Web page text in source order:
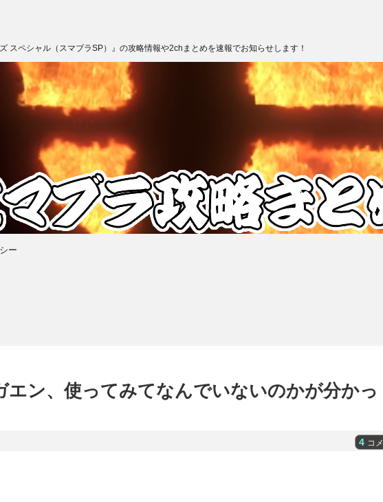
スペシャル（スマブラSP）』の攻略情報や2chまとめを速報でお知らせします！
ー
エン、使ってみてなんでいないのかが分かっ
4 コメ